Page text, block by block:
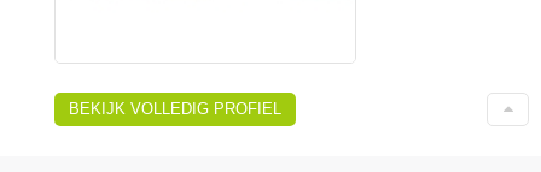
BEKIJK VOLLEDIG PROFIEL